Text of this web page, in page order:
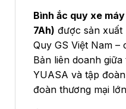
Bình ắc quy xe máy
7Ah) được sản
Quy GS Việt Nam
Bản liên doanh
YUASA và tập
đoàn thương mại